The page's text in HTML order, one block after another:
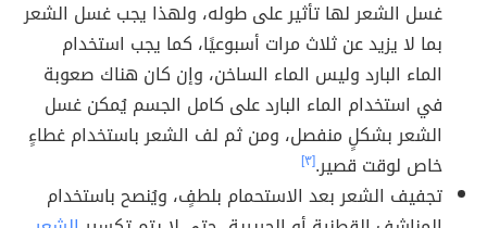
غسل الشعر لها تأثير على طوله، ولهذا يجب غسل الشعر
بما لا يزيد عن ثلاث مرات أسبوعيًا، كما يجب استخدام
الماء البارد وليس الماء الساخن، وإن كان هناك صعوبة
في استخدام الماء البارد على كامل الجسم يُمكن غسل
الشعر بشكلٍ منفصل، ومن ثم لف الشعر باستخدام غطاءٍ
خاص لوقت قصير.[٣]
تجفيف الشعر بعد الاستحمام بلطفٍ، ويُنصح باستخدام